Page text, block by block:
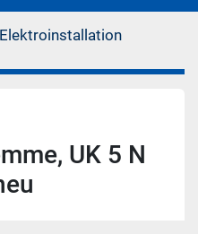
Elektroinstallation
UK 5 N